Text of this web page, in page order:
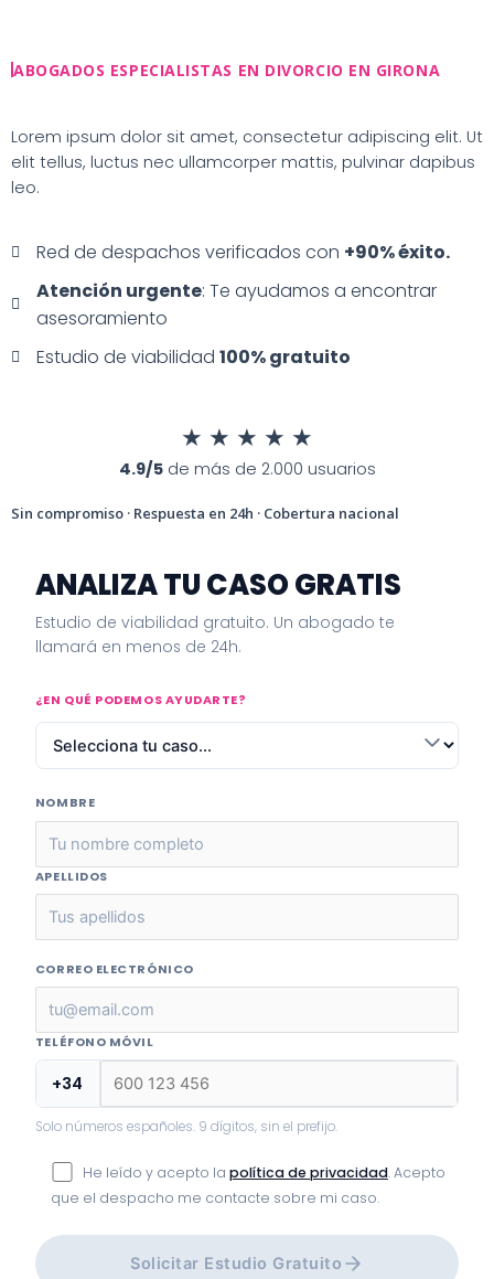
contenido
ABOGADOS ESPECIALISTAS EN DIVORCIO EN GIRONA
Lorem ipsum dolor sit amet, consectetur adipiscing elit. Ut
elit tellus, luctus nec ullamcorper mattis, pulvinar dapibus
leo.
Red de despachos verificados con +90% éxito.
Atención urgente: Te ayudamos a encontrar
asesoramiento
Estudio de viabilidad 100% gratuito
★ ★ ★ ★ ★
4.9/5de más de 2.000 usuarios
Sin compromiso · Respuesta en 24h · Cobertura nacional
ANALIZA TU CASO GRATIS
Estudio de viabilidad gratuito. Un abogado te
llamará en menos de 24h.
¿EN QUÉ PODEMOS AYUDARTE?
NOMBRE
APELLIDOS
CORREO ELECTRÓNICO
TELÉFONO MÓVIL
+34
Solo números españoles. 9 dígitos, sin el prefijo.
He leído y acepto la política de privacidad. Acepto
que el despacho me contacte sobre mi caso.
Solicitar Estudio Gratuito